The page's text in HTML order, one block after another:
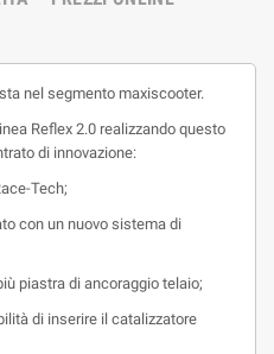
nel segmento maxiscooter.
Reflex 2.0 realizzando questo
di innovazione:
Tech;
con un nuovo sistema di
piastra di ancoraggio telaio;
di inserire il catalizzatore